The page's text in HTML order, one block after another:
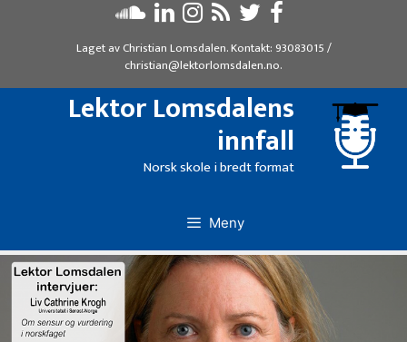
Laget avChristian Lomsdalen. Kontakt: 93083015/
christian@lektorlomsdalen.no.
Lektor Lomsdalens
innfall
Norsk skole i bredt format
Meny